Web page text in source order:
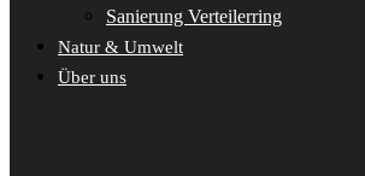
Sanierung Verteilerring
Natur & Umwelt
Über uns